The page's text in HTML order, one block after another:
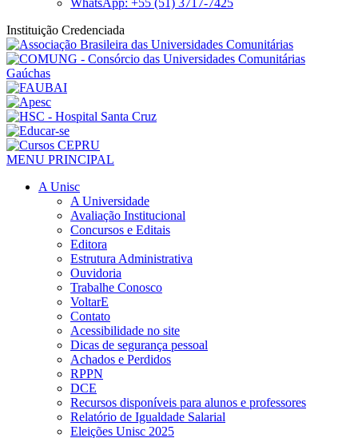
WhatsApp: +55 (51) 3717-7425
Instituição Credenciada
MENU PRINCIPAL
A Unisc
A Universidade
Avaliação Institucional
Concursos e Editais
Editora
Estrutura Administrativa
Ouvidoria
Trabalhe Conosco
VoltarE
Contato
Acessibilidade no site
Dicas de segurança pessoal
Achados e Perdidos
RPPN
DCE
Recursos disponíveis para alunos e professores
Relatório de Igualdade Salarial
Eleições Unisc 2025